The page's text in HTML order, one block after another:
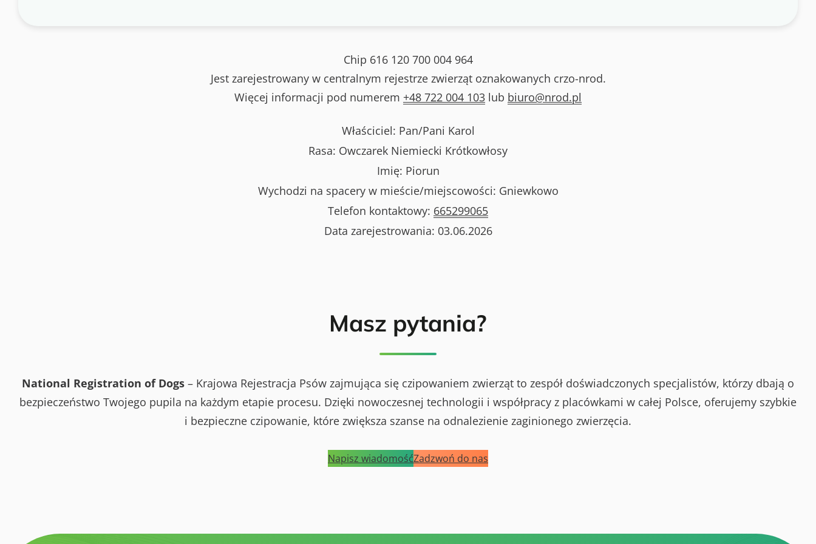
Chip 616 120 700 004 964
Jest zarejestrowany w centralnym rejestrze zwierząt oznakowanych crzo-nrod.
Więcej informacji pod numerem +48 722 004 103 lub biuro@nrod.pl
Właściciel: Pan/Pani Karol
Rasa: Owczarek Niemiecki Krótkowłosy
Imię: Piorun
Wychodzi na spacery w mieście/miejscowości: Gniewkowo
Telefon kontaktowy: 665299065
Data zarejestrowania: 03.06.2026
Masz pytania?
National Registration of Dogs – Krajowa Rejestracja Psów zajmująca się czipowaniem zwierząt to zespół doświadczonych specjalistów, którzy dbają o
bezpieczeństwo Twojego pupila na każdym etapie procesu. Dzięki nowoczesnej technologii i współpracy z placówkami w całej Polsce, oferujemy szybkie
i bezpieczne czipowanie, które zwiększa szanse na odnalezienie zaginionego zwierzęcia.
Napisz wiadomośćZadzwoń do nas